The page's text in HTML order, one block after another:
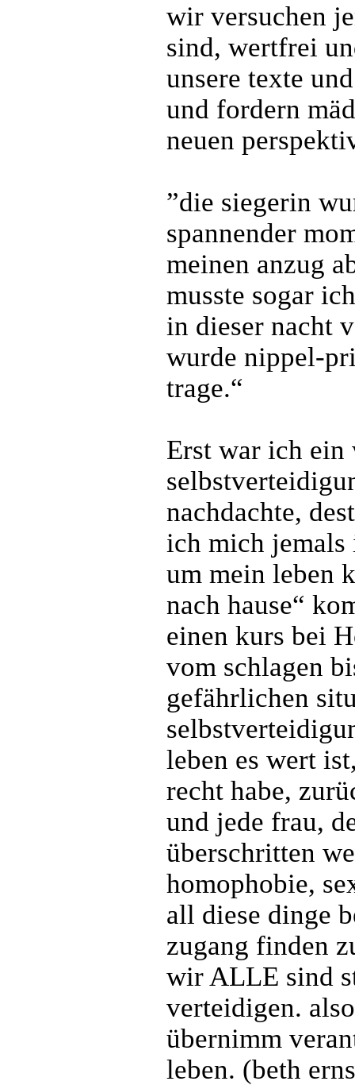
wir versuchen
sind, wertfrei
unsere texte
und fordern
neuen
”die siegerin
spannender
meinen anzug
musste sogar
in dieser nacht
wurde nippel-
trage.“
Erst war ich ein
nachdachte,
ich mich
um mein leben
nach hause“
einen kurs bei
vom schlagen
gefährlichen
leben es wert
recht habe,
und jede frau,
überschritten
homophobie,
all diese dinge
zugang finden
wir ALLE sind
verteidigen.
übernimm
leben. (beth